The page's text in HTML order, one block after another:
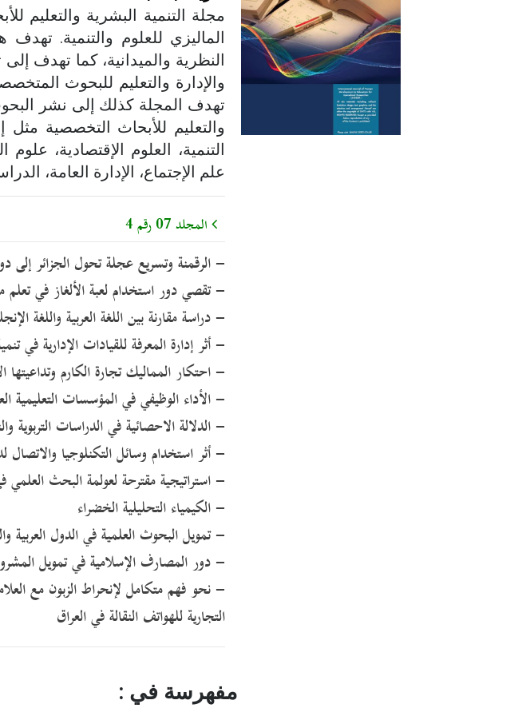
مجلة التنمية البشرية
الماليزي للعلوم والتنمية.
النظرية والميدانية، كما تهدف
والإدارة والتعليم للبحوث
تهدف المجلة كذلك إلى نشر
والتعليم للأبحاث التخصصية مثل
التنمية، العلوم الإقتصادية، علوم
علم الإجتماع، الإدارة العامة،
المجلد 07 رقم 4
- الرقمنة وتسريع عجلة تحول الجزائر إلى
- تقصي دور استخدام لعبة الألغاز في تعلم
- دراسة مقارنة بين اللغة العربية واللغة
- أثر إدارة المعرفة للقيادات الإدارية في
- احتكار المماليك تجارة الكارم وتداعيتها
- الأداء الوظيفي في المؤسسات التعليمية
- الدلالة الاحصائية في الدراسات التربوية
- أثر استخدام وسائل التكنلوجيا
- استراتيجية مقترحة لعولمة البحث العلمي
- الكيمياء التحليلية الخضراء
- تمويل البحوث العلمية في الدول العربية
- دور المصارف الإسلامية في تمويل
التجارية للهواتف النقالة في العراق
مفهرسة في :